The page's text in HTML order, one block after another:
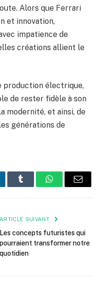
Alors que Ferrari
et innovation,
impatience de
créations allient le
production électrique,
de rester fidèle à son
modernité, et ainsi, de
générations de
Tumblr WhatsApp
E-
ARTICLE SUIVANT
Les concepts futuristes qui
pourraient transformer notre
quotidien